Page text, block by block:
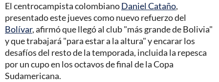
El centrocampista colombianoDaniel Cataño,
presentado este jueves como nuevo refuerzo del
Bolívar, afirmó que llegó al club "más grande de Bolivia"
y que trabajará "para estar a la altura" y encarar los
desafíos del resto de la temporada, incluida la repesca
por un cupo en los octavos de final de la Copa
Sudamericana.